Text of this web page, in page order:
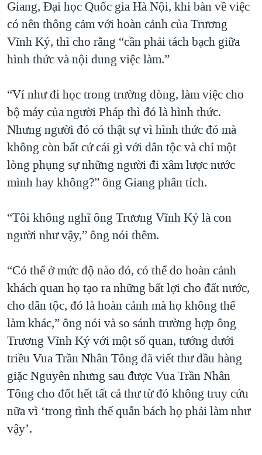
Giang, Đại học Quốc gia Hà Nội, khi bàn về việc
có nên thông cảm với hoàn cảnh của Trương
Vĩnh Ký, thì cho rằng “cần phải tách bạch giữa
hình thức và nội dung việc làm.”
“Ví như đi học trong trường dòng, làm việc cho
bộ máy của người Pháp thì đó là hình thức.
Nhưng người đó có thật sự vì hình thức đó mà
không còn bất cứ cái gì với dân tộc và chỉ một
lòng phụng sự những người đi xâm lược nước
mình hay không?” ông Giang phân tích.
“Tôi không nghĩ ông Trương Vĩnh Ký là con
người như vậy,” ông nói thêm.
“Có thể ở mức độ nào đó, có thể do hoàn cảnh
khách quan họ tạo ra những bất lợi cho đất nước,
cho dân tộc, đó là hoàn cảnh mà họ không thể
làm khác,” ông nói và so sánh trường hợp ông
Trương Vĩnh Ký với một số quan, tướng dưới
triều Vua Trần Nhân Tông đã viết thư đầu hàng
giặc Nguyên nhưng sau được Vua Trần Nhân
Tông cho đốt hết tất cả thư từ đó không truy cứu
nữa vì ‘trong tình thế quẫn bách họ phải làm như
vậy’.